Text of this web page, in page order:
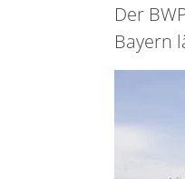
Der
Bayern